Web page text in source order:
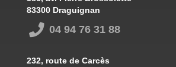
83300 Draguignan
04 94 76 31 88
232, route de Carcès